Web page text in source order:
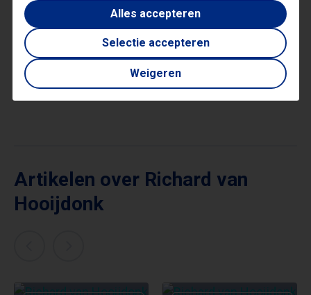
Artikelen over Richard van
Hooijdonk
Alles accepteren
Selectie accepteren
Weigeren